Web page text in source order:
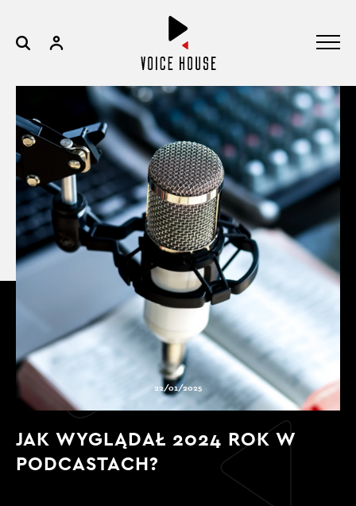
22/01/2025
JAK WYGLĄDAŁ 2024 ROK W
PODCASTACH?